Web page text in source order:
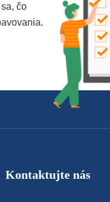
čo
Kontaktujte nás